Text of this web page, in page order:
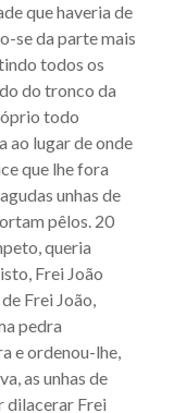
que ha­veria de
se da parte mais
todos os
do tronco da
todo
ao lugar de onde
que lhe fora
unhas de
pêlos. 20
queria
Frei João
Frei João,
pedra
e orde­nou-lhe,
as unhas de
dilacerar Frei